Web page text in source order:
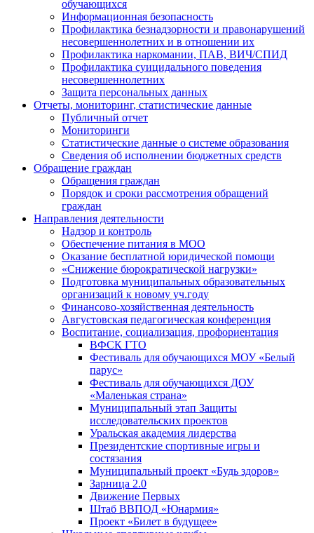
обучающихся
Информационная безопасность
Профилактика безнадзорности и правонарушений
несовершеннолетних и в отношении их
Профилактика наркомании, ПАВ, ВИЧ/СПИД
Профилактика суицидального поведения
несовершеннолетних
Защита персональных данных
Отчеты, мониторинг, статистические данные
Публичный отчет
Мониторинги
Статистические данные о системе образования
Сведения об исполнении бюджетных средств
Обращение граждан
Обращения граждан
Порядок и сроки рассмотрения обращений
граждан
Направления деятельности
Надзор и контроль
Обеспечение питания в МОО
Оказание бесплатной юридической помощи
«Снижение бюрократической нагрузки»
Подготовка муниципальных образовательных
организаций к новому уч.году
Финансово-хозяйственная деятельность
Августовская педагогическая конференция
Воспитание, социализация, профориентация
ВФСК ГТО
Фестиваль для обучающихся МОУ «Белый
парус»
Фестиваль для обучающихся ДОУ
«Маленькая страна»
Муниципальный этап Защиты
исследовательских проектов
Уральская академия лидерства
Президентские спортивные игры и
состязания
Муниципальный проект «Будь здоров»
Зарница 2.0
Движение Первых
Штаб ВВПОД «Юнармия»
Проект «Билет в будущее»